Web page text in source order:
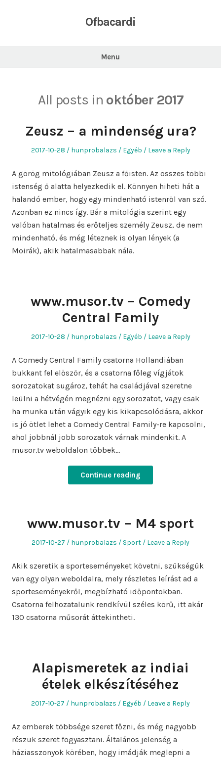
Ofbacardi
Menu
All posts in október 2017
Zeusz – a mindenség ura?
Posted
2017-10-28 Author
hunprobalazs
Posted
Egyéb Leave a Reply
A görög mitológiában Zeusz a főisten. Az összes többi
istenség ő alatta helyezkedik el. Könnyen hiheti hát a
halandó ember, hogy egy mindenható istenről van szó.
Azonban ez nincs így. Bár a mitológia szerint egy
valóban hatalmas és erőteljes személy Zeusz, de nem
mindenható, és még léteznek is olyan lények (a
Moirák), akik hatalmasabbak nála.
www.musor.tv – Comedy
Central Family
Posted
2017-10-28 Author
hunprobalazs
Posted
Egyéb Leave a Reply
A Comedy Central Family csatorna Hollandiában
bukkant fel először, és a csatorna főleg vígjátok
sorozatokat sugároz, tehát ha családjával szeretne
leülni a hétvégén megnézni egy sorozatot, vagy csak
ha munka után vágyik egy kis kikapcsolódásra, akkor
is jó ötlet lehet a Comedy Central Family-re kapcsolni,
ahol jobbnál jobb sorozatok várnak mindenkit. A
musor.tv weboldalon többek…
Continue reading
www.musor.tv – M4 sport
Posted
2017-10-27 Author
hunprobalazs
Posted
Sport Leave a Reply
Akik szeretik a sporteseményeket követni, szükségük
van egy olyan weboldalra, mely részletes leírást ad a
sporteseményekről, megbízható időpontokban.
Csatorna felhozatalunk rendkívül széles körű, itt akár
130 csatorna műsorát áttekintheti.
Alapismeretek az indiai
ételek elkészítéséhez
Posted
2017-10-27 Author
hunprobalazs
Posted
Egyéb Leave a Reply
Az emberek többsége szeret főzni, és még nagyobb
részük szeret fogyasztani. Általános jelenség a
háziasszonyok körében, hogy imádják meglepni a